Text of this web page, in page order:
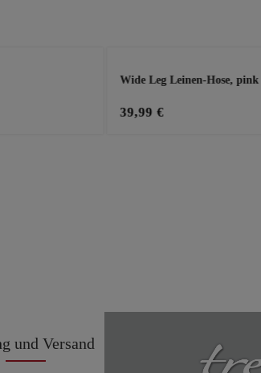
Wide Leg Leinen-Hose, pink
39,99 €
und Versand